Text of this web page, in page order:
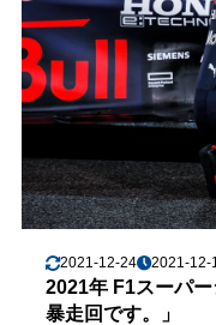
2021-12-24 2021-12-
2021年 F1スーパ
暴走回です。」